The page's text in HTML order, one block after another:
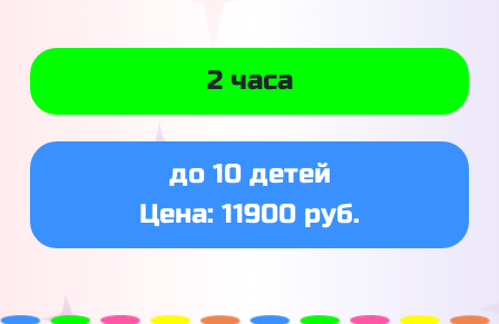
2 часа
до 10 детей
Цена: 11900 руб.